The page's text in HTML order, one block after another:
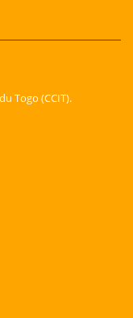
Togo (CCIT).